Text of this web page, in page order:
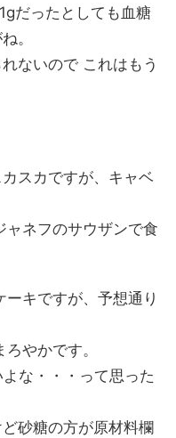
だったとしても血糖
。
ないので これはもう
スカですが、キャベ
ャネフのサウザンで食
キですが、予想通り
やかです。
な・・・って思った
砂糖の方が原材料欄